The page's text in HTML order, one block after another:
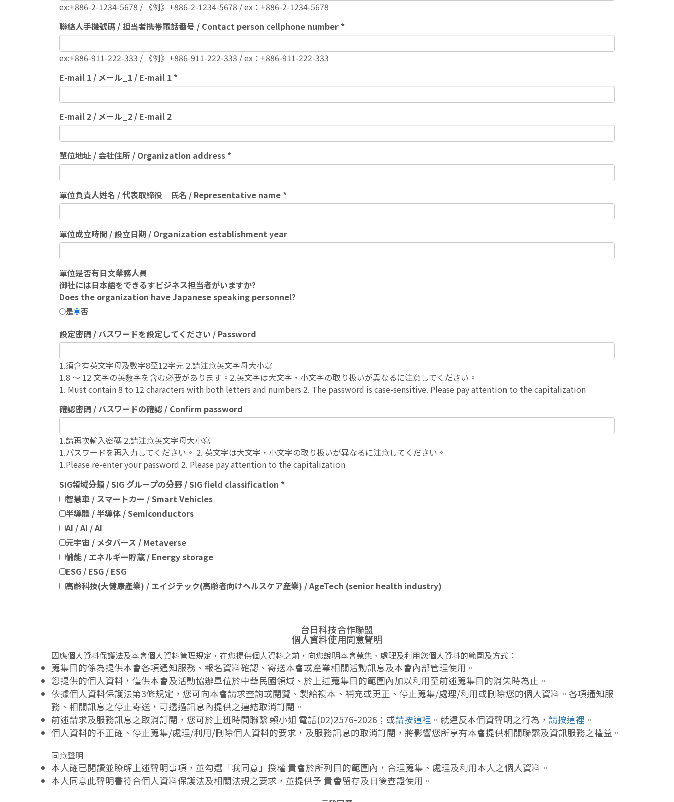
ex:+886-2-1234-5678 / 《例》+886-2-1234-5678 / ex：+886-2-1234-5678
聯絡人手機號碼 / 担当者携帯電話番号 / Contact person cellphone number
ex:+886-911-222-333 / 《例》+886-911-222-333 / ex：+886-911-222-333
E-mail 1 / メール_1 / E-mail 1
E-mail 2 / メール_2 / E-mail 2
單位地址 / 会社住所 / Organization address
單位負責人姓名 / 代表取締役 氏名 / Representative name
單位成立時間 / 設立日期 / Organization establishment year
單位是否有日文業務人員
御社には日本語をできるすビジネス担当者がいますか?
Does the organization have Japanese speaking personnel?
是 否
設定密碼 / パスワードを設定してください / Password
1.須含有英文字母及數字8至12字元 2.請注意英文字母大小寫
1.8 ～ 12 文字の英数字を含む必要があります。2.英文字は大文字・小文字の取り扱いが異なるに注意してください。
1. Must contain 8 to 12 characters with both letters and numbers 2. The password is case-sensitive. Please pay attention to the capitalization
確認密碼 / パスワードの確認 / Confirm password
1.請再次輸入密碼 2.請注意英文字母大小寫
1.パスワードを再入力してください。 2. 英文字は大文字・小文字の取り扱いが異なるに注意してください。
1.Please re-enter your password 2. Please pay attention to the capitalization
SIG領域分類 / SIG グループの分野 / SIG field classification
智慧車 / スマートカー / Smart Vehicles
半導體 / 半導体 / Semiconductors
AI / AI / AI
元宇宙 / メタバース / Metaverse
儲能 / エネルギー貯蔵 / Energy storage
ESG / ESG / ESG
高齡科技(大健康產業) / エイジテック(高齢者向けヘルスケア産業) / AgeTech (senior health industry)
台日科技合作聯盟
個人資料使用同意聲明
因應個人資料保護法及本會個人資料管理規定，在您提供個人資料之前，向您說明本會蒐集、處理及利用您個人資料的範圍及方式：
蒐集目的係為提供本會各項通知服務、報名資料確認、寄送本會或產業相關活動訊息及本會內部管理使用。
您提供的個人資料，僅供本會及活動協辦單位於中華民國領域、於上述蒐集目的範圍內加以利用至前述蒐集目的消失時為止。
依據個人資料保護法第3條規定，您可向本會請求查詢或閱覽、製給複本、補充或更正、停止蒐集/處理/利用或刪除您的個人資料。各項通知服
務、相關訊息之停止寄送，可透過訊息內提供之連結取消訂閱。
前述請求及服務訊息之取消訂閱，您可於上班時間聯繫 賴小姐 電話(02)2576-2026；或請按這裡 。就違反本個資聲明之行為， 請按這裡 。
個人資料的不正確、停止蒐集/處理/利用/刪除個人資料的要求，及服務訊息的取消訂閱，將影響您所享有本會提供相關聯繫及資訊服務之權益。
同意聲明
本人確已閱讀並瞭解上述聲明事項，並勾選「我同意」授權 貴會於所列目的範圍內，合理蒐集、處理及利用本人之個人資料。
本人同意此聲明書符合個人資料保護法及相關法規之要求，並提供予 貴會留存及日後查證使用。